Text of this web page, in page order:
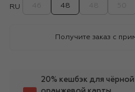
RU 48
Получите заказ с
20% кешбэк для